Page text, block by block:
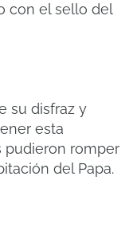
con el sello del
su disfraz y
esta
pudieron romper
del Papa.